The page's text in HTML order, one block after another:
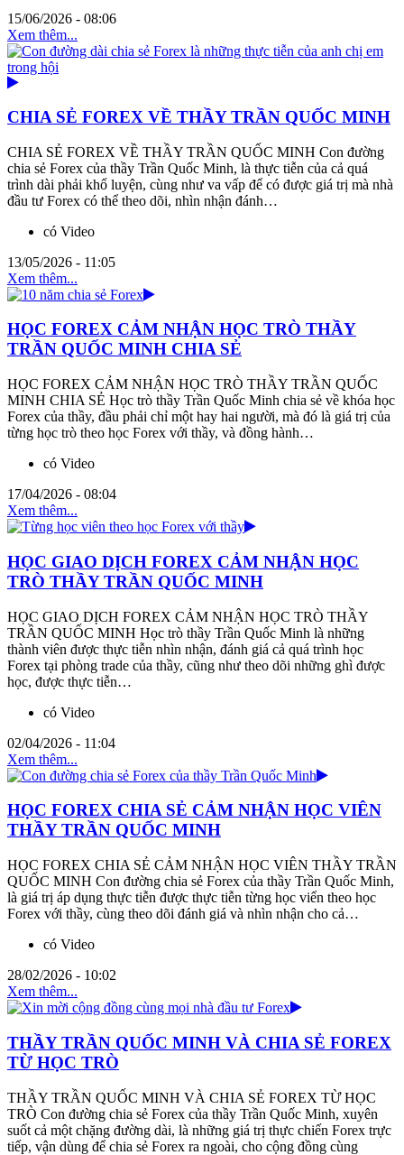
15/06/2026 - 08:06
Xem thêm...
CHIA SẺ FOREX VỀ THẦY TRẦN QUỐC MINH
CHIA SẺ FOREX VỀ THẦY TRẦN QUỐC MINH Con đường
chia sẻ Forex của thầy Trần Quốc Minh, là thực tiễn của cả quá
trình dài phải khổ luyện, cùng như va vấp để có được giá trị mà nhà
đầu tư Forex có thể theo dõi, nhìn nhận đánh…
có Video
13/05/2026 - 11:05
Xem thêm...
HỌC FOREX CẢM NHẬN HỌC TRÒ THẦY
TRẦN QUỐC MINH CHIA SẺ
HỌC FOREX CẢM NHẬN HỌC TRÒ THẦY TRẦN QUỐC
MINH CHIA SẺ Học trò thầy Trần Quốc Minh chia sẻ về khóa học
Forex của thầy, đầu phải chỉ một hay hai người, mà đó là giá trị của
từng học trò theo học Forex với thầy, và đồng hành…
có Video
17/04/2026 - 08:04
Xem thêm...
HỌC GIAO DỊCH FOREX CẢM NHẬN HỌC
TRÒ THẦY TRẦN QUỐC MINH
HỌC GIAO DỊCH FOREX CẢM NHẬN HỌC TRÒ THẦY
TRẦN QUỐC MINH Học trò thầy Trần Quốc Minh là những
thành viên được thực tiễn nhìn nhận, đánh giá cả quá trình học
Forex tại phòng trade của thầy, cũng như theo dõi những ghì được
học, được thực tiễn…
có Video
02/04/2026 - 11:04
Xem thêm...
HỌC FOREX CHIA SẺ CẢM NHẬN HỌC VIÊN
THẦY TRẦN QUỐC MINH
HỌC FOREX CHIA SẺ CẢM NHẬN HỌC VIÊN THẦY TRẦN
QUỐC MINH Con đường chia sẻ Forex của thầy Trần Quốc Minh,
là giá trị áp dụng thực tiễn được thực tiễn từng học viển theo học
Forex với thầy, cùng theo dõi đánh giá và nhìn nhận cho cả…
có Video
28/02/2026 - 10:02
Xem thêm...
THẦY TRẦN QUỐC MINH VÀ CHIA SẺ FOREX
TỪ HỌC TRÒ
THẦY TRẦN QUỐC MINH VÀ CHIA SẺ FOREX TỪ HỌC
TRÒ Con đường chia sẻ Forex của thầy Trần Quốc Minh, xuyên
suốt cả một chặng đường dài, là những giá trị thực chiến Forex trực
tiếp, vận dùng để chia sẻ Forex ra ngoài, cho cộng đồng cùng